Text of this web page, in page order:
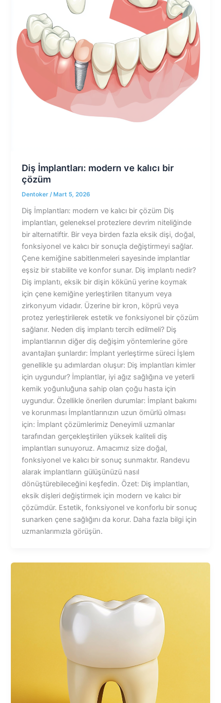
Diş İmplantları: modern ve kalıcı bir
çözüm
Dentoker/Mart 5, 2026
Diş İmplantları: modern ve kalıcı bir çözüm Diş
implantları, geleneksel protezlere devrim niteliğinde
bir alternatiftir. Bir veya birden fazla eksik dişi, doğal,
fonksiyonel ve kalıcı bir sonuçla değiştirmeyi sağlar.
Çene kemiğine sabitlenmeleri sayesinde implantlar
eşsiz bir stabilite ve konfor sunar. Diş implantı nedir?
Diş implantı, eksik bir dişin kökünü yerine koymak
için çene kemiğine yerleştirilen titanyum veya
zirkonyum vidadır. Üzerine bir kron, köprü veya
protez yerleştirilerek estetik ve fonksiyonel bir çözüm
sağlanır. Neden diş implantı tercih edilmeli? Diş
implantlarının diğer diş değişim yöntemlerine göre
avantajları şunlardır: İmplant yerleştirme süreci İşlem
genellikle şu adımlardan oluşur: Diş implantları kimler
için uygundur? İmplantlar, iyi ağız sağlığına ve yeterli
kemik yoğunluğuna sahip olan çoğu hasta için
uygundur. Özellikle önerilen durumlar: İmplant bakımı
ve korunması İmplantlarınızın uzun ömürlü olması
için: İmplant çözümlerimiz Deneyimli uzmanlar
tarafından gerçekleştirilen yüksek kaliteli diş
implantları sunuyoruz. Amacımız size doğal,
fonksiyonel ve kalıcı bir sonuç sunmaktır. Randevu
alarak implantların gülüşünüzü nasıl
dönüştürebileceğini keşfedin. Özet: Diş implantları,
eksik dişleri değiştirmek için modern ve kalıcı bir
çözümdür. Estetik, fonksiyonel ve konforlu bir sonuç
sunarken çene sağlığını da korur. Daha fazla bilgi için
uzmanlarımızla görüşün.